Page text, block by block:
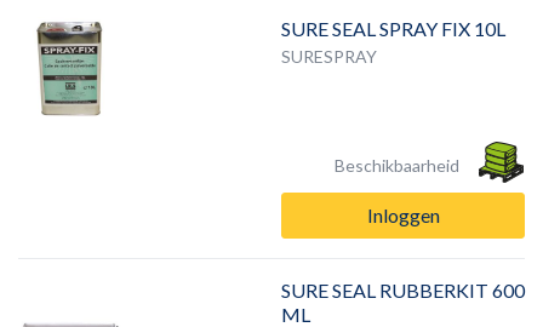
SURE SEAL SPRAY FIX 10L
SURESPRAY
Beschikbaarheid
Inloggen
SURE SEAL RUBBERKIT 600
ML